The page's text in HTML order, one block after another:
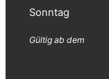
Sonntag
Gültig ab dem